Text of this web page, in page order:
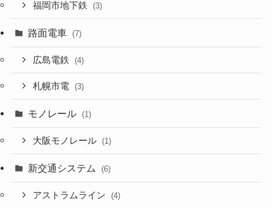
福岡市地下鉄 (3)
路面電車 (7)
広島電鉄 (4)
札幌市電 (3)
モノレール (1)
大阪モノレール (1)
新交通システム (6)
アストラムライン (4)